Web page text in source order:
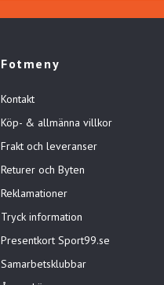
Fotmeny
Kontakt
Köp- & allmänna villkor
Frakt och leveranser
Returer och Byten
Reklamationer
Tryck information
Presentkort Sport99.se
Samarbetsklubbar